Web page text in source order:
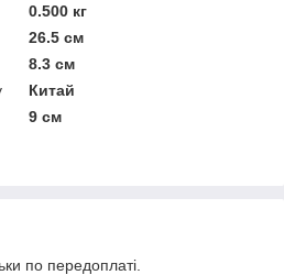
0.500 кг
26.5 см
8.3 см
Китай
9 см
по передоплаті.